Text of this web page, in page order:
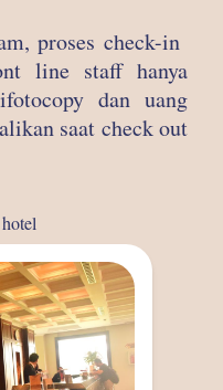
proses check-in
line staff hanya
dan uang
saat check out